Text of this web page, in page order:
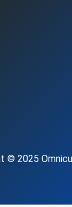
© 2025